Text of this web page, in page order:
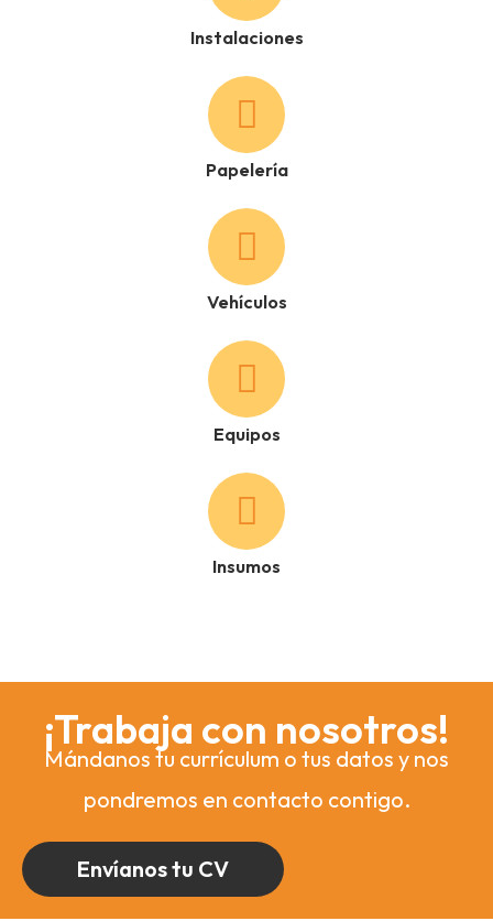
Instalaciones
Papelería
Vehículos
Equipos
Insumos
¡Trabaja con nosotros!
Mándanos tu currículum o tus datos y nos
pondremos en contacto contigo.
Envíanos tu CV